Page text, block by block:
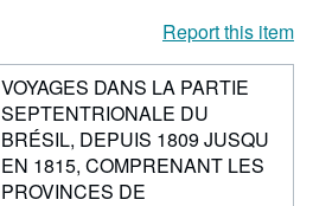
Report this item
VOYAGES DANS LA PARTIE
SEPTENTRIONALE DU
BRÉSIL, DEPUIS 1809 JUSQU
EN 1815, COMPRENANT LES
PROVINCES DE